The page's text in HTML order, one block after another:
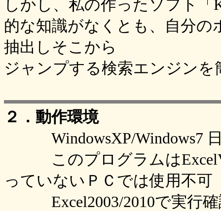
しかし、私の作ったソフト「
的な知識がなくとも、自分
抽出しそこから
ジャンプする検索エンジン
２．動作環境
WindowsXP/Windows7
このプログラムは
っていないＰＣでは使用不可
Excel2003/2010で実行確